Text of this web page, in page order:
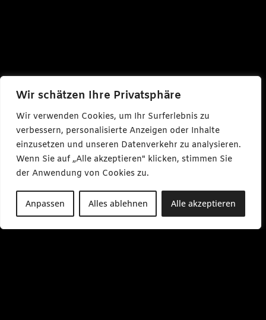
Wir schätzen Ihre Privatsphäre
Wir verwenden Cookies, um Ihr Surferlebnis zu
verbessern, personalisierte Anzeigen oder Inhalte
einzusetzen und unseren Datenverkehr zu analysieren.
Wenn Sie auf „Alle akzeptieren" klicken, stimmen Sie
der Anwendung von Cookies zu.
Anpassen Alles ablehnen Alle akzeptieren